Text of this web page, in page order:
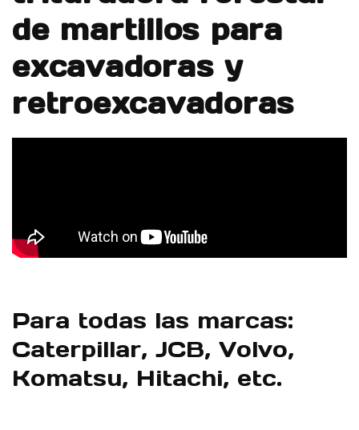
de martillos para
excavadoras y
retroexcavadoras
Para todas las marcas:
Caterpillar, JCB, Volvo,
Komatsu, Hitachi, etc.